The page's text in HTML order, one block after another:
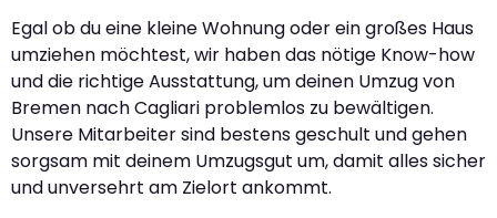
Egal ob du eine kleine Wohnung oder ein großes Haus
umziehen möchtest, wir haben das nötige Know-how
und die richtige Ausstattung, um deinen Umzug von
Bremen nach Cagliari problemlos zu bewältigen.
Unsere Mitarbeiter sind bestens geschult und gehen
sorgsam mit deinem Umzugsgut um, damit alles sicher
und unversehrt am Zielort ankommt.